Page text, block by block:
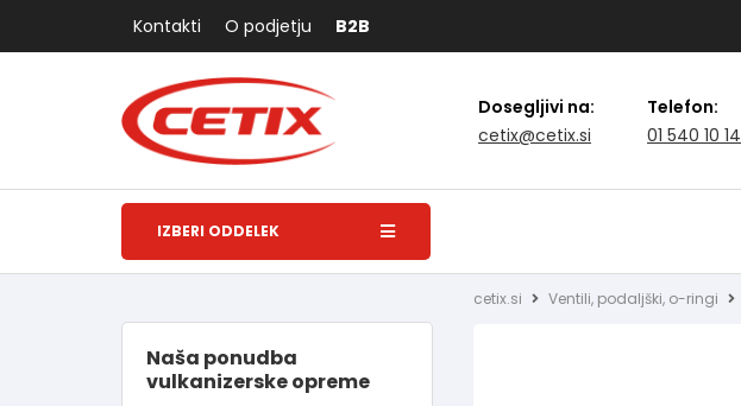
Kontakti O podjetju B2B
Dosegljivi na:
cetix
cetix.si
Telefon:
01 540 10 14
IZBERI ODDELEK
Naša ponudba
vulkanizerske opreme
cetix.si Ventili, podaljški, o-ringi